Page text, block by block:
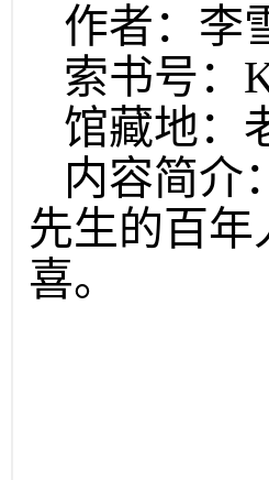
作者：李
索书号：
馆藏地：
内容简介
先生的百
喜。